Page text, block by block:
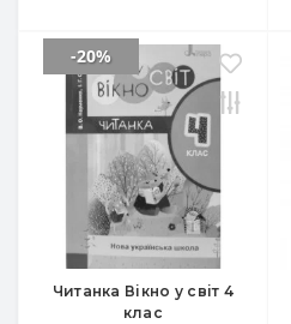
Читанка Вікно у світ 4
клас
-20%